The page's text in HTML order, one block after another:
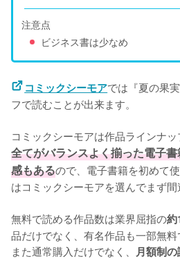
注意点
ビジネス書は少なめ
コミックシーモアでは『夏の果
フで読むことが出来ます。
コミックシーモアは作品ラインナ
全てがバランスよく揃った電子
感もあるので、電子書籍を初めて
はコミックシーモアを選んでまず間
無料で読める作品数は業界屈指の
品だけでなく、有名作品も一部無料
また通常購入だけでなく、 月額制